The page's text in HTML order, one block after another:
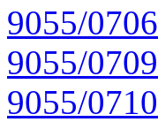
9055/0706
9055/0709
9055/0710